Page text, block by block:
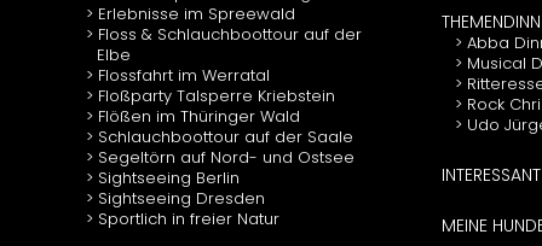
Erlebnisse im Spreewald
Floss & Schlauchboottour auf der
Elbe
Flossfahrt im Werratal
Floßparty Talsperre Kriebstein
Flößen im Thüringer Wald
Schlauchboottour auf der Saale
Segeltörn auf Nord- und Ostsee
Sightseeing Berlin
Sightseeing Dresden
Sportlich in freier Natur
Abba
Musical
Rock
Udo
MEINE